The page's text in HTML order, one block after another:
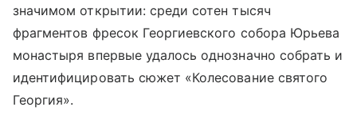
значимом открытии: среди сотен тысяч
фрагментов фресок Георгиевского собора Юрьева
монастыря впервые удалось однозначно собрать и
идентифицировать сюжет «Колесование святого
Георгия».